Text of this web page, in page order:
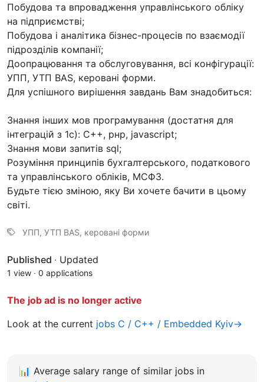
Побудова та впровадження управлінського обліку
на підприємстві;
Побудова і аналітика бізнес-процесів по взаємодії
підрозділів компанії;
Доопрацювання та обслуговування, всі конфігурації:
УПП, УТП BAS, керовані форми.
Для успішного вирішення завдань Вам знадобиться:
Знання інших мов програмування (достатня для
інтеграцій з 1с): С++, рнр, javascript;
Знання мови запитів sql;
Розуміння принципів бухгалтерського, податкового
та управлінського обліків, МСФЗ.
Будьте тією зміною, яку Ви хочете бачити в цьому
світі.
УПП, УТП BAS, керовані форми
Published · Updated
1 view · 0 applications
The job ad is no longer active
Look at the current jobs C / C++ / Embedded Kyiv→
📊 Average salary range of similar jobs in